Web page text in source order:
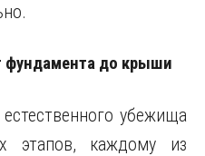
фундамента до крыши
убежища
этапов, каждому из